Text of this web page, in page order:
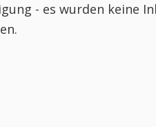
- es wurden keine